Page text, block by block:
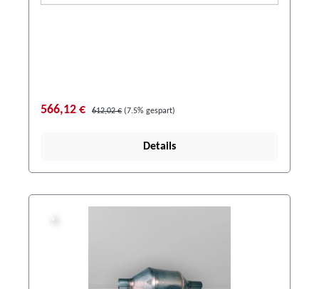
566,12 € 612,02 € (7.5% gespart)
Details